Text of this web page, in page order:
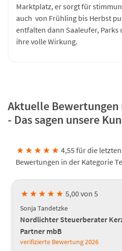
Marktplatz, er sorgt für
auch von Frühling bis Herbst
entfalten dann Saaleufer,
ihre volle Wirkung.
Aktuelle Bewertungen
- Das sagen unsere
★ ★ ★ ★ ★ 4,55 für die
Bewertungen in der Kategorie
★ ★ ★ ★ ★ 5,00 von 5
Sonja Tandetzke
Nordlichter Steuerberater
Partner mbB
verifizierte Bewertung2026